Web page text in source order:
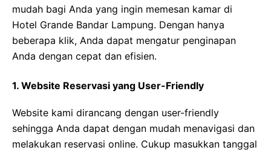
mudah bagi Anda yang ingin memesan kamar di
Hotel Grande Bandar Lampung. Dengan hanya
beberapa klik, Anda dapat mengatur penginapan
Anda dengan cepat dan efisien.
1. Website Reservasi yang User-Friendly
Website kami dirancang dengan user-friendly
sehingga Anda dapat dengan mudah menavigasi dan
melakukan reservasi online. Cukup masukkan tanggal